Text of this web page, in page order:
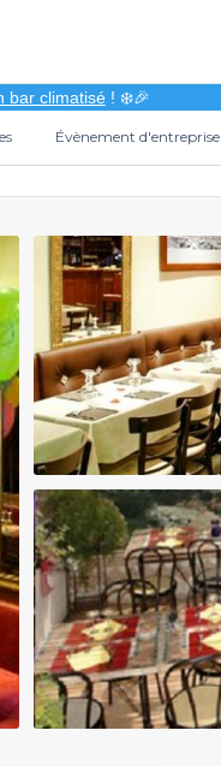
bar climatisé! ❄️🎉
Évènement d'entreprise